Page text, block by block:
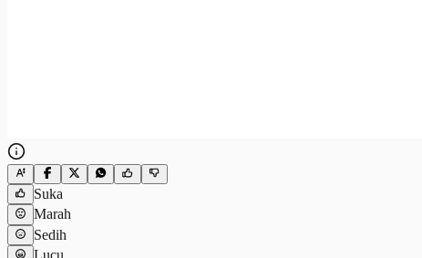
Suka
Marah
Sedih